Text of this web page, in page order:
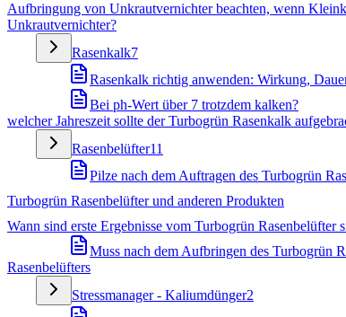
Aufbringung von Unkrautvernichter beachten, wenn
Unkrautvernichter?
Rasenkalk7
Rasenkalk richtig anwenden: Wirkung,
Bei ph-Wert über 7 trotzdem kalken?
welcher Jahreszeit sollte der Turbogrün Rasenkalk
Rasenbelüfter11
Pilze nach dem Auftragen des Turbogrün
Turbogrün Rasenbelüfter und anderen Produkten
Wann sind erste Ergebnisse vom Turbogrün Rasenbelüfter
Muss nach dem Aufbringen des Turbogrün
Rasenbelüfters
Stressmanager - Kaliumdünger2